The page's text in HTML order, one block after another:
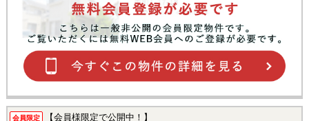
会員限定 【会員様限定で公開中！】